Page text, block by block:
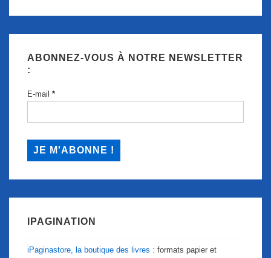
ABONNEZ-VOUS À NOTRE NEWSLETTER
:
E-mail *
IPAGINATION
iPaginastore, la boutique des livres : formats papier et